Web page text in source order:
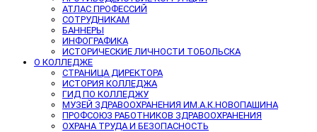
АТЛАС ПРОФЕССИЙ
СОТРУДНИКАМ
БАННЕРЫ
ИНФОГРАФИКА
ИСТОРИЧЕСКИЕ ЛИЧНОСТИ ТОБОЛЬСКА
О КОЛЛЕДЖЕ
СТРАНИЦА ДИРЕКТОРА
ИСТОРИЯ КОЛЛЕДЖА
ГИД ПО КОЛЛЕДЖУ
МУЗЕЙ ЗДРАВООХРАНЕНИЯ ИМ.А.К.НОВОПАШИНА
ПРОФСОЮЗ РАБОТНИКОВ ЗДРАВООХРАНЕНИЯ
ОХРАНА ТРУДА И БЕЗОПАСНОСТЬ